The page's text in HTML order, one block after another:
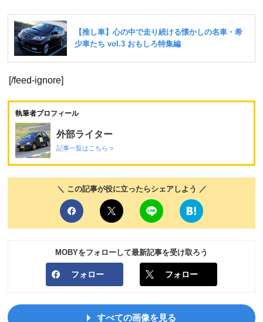
[/feed-ignore]
執筆者プロフィール
外部ライター
記事一覧はこちら >
＼ この記事が役に立ったらシェアしよう ／
MOBYをフォローして最新記事を受け取ろう
フォロー フォロー
すべての画像を見る